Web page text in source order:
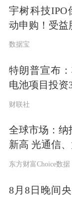
用适当的
济 的稳定
方向。
吴敬琏同
力度，指
如普惠式
行共用性
开发”、对
宇树科技IPO
动申购！受益
数据宝
特朗普宣布
电池项目投资
财联社
全球市场：纳
新高 光通信
东方财富Choice数据
8月8日晚间